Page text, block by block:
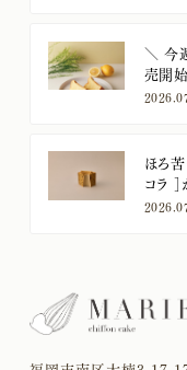
＼ 今
売開
ほろ苦
コラ